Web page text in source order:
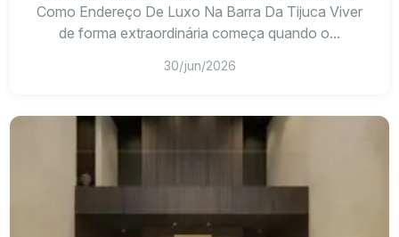
Como Endereço De Luxo Na Barra Da Tijuca Viver
de forma extraordinária começa quando o...
30/jun/2026